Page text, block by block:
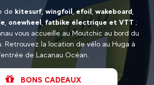
de kitesurf, wingfoil, efoil, wakeboard,
onewheel, fatbike électrique et VTT ;
vous accueille au Moutchic au bord du
Retrouvez la location de vélo au Huga à
de Lacanau Océan.
BONS CADEAUX